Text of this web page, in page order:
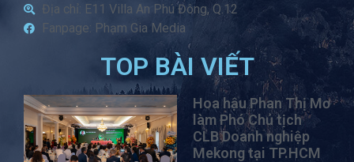
Địa chỉ: E11 Villa An Phú Đông, Q.12
Fanpage: Phạm Gia Media
TOP BÀI VIẾT
Hoa hậu Phan Thị Mơ
làm Phó Chủ tịch
CLB Doanh nghiệp
Mekong tại TP.HCM